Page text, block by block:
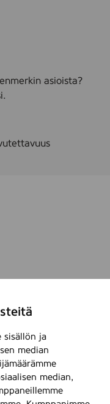
sisällön ja
median
median,
asioista?